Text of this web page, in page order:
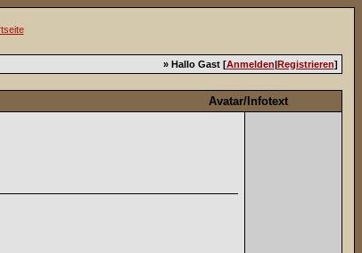
» Hallo Gast [Anmelden|Registrieren]
Avatar/Infotext